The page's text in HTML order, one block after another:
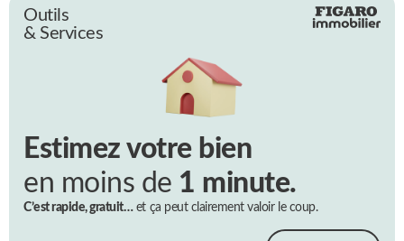
Outils
& Services
Estimez votre bien
en moins de 1 minute.
C’est rapide, gratuit…et ça peut clairement valoir le coup.